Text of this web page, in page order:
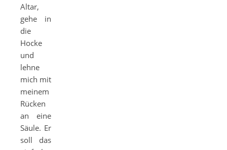
Altar,
gehe in
die
Hocke
und
lehne
mich mit
meinem
Rücken
an eine
Säule. Er
soll das